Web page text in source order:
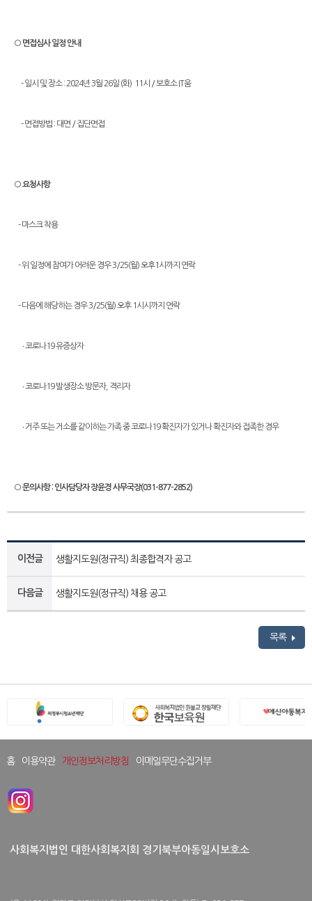
○ 면접심사 일정 안내
- 일시 및 장소 : 2024년 3월 26일 (화) 11시 / 보호소 IT움
- 면접방법 : 대면 / 집단면접
○ 요청사항
- 마스크 착용
- 위 일정에 참여가 어려운 경우 3/25(월) 오후1시까지 연락
- 다음에 해당하는 경우 3/25(월) 오후 1시시까지 연락
∙ 코로나19 유증상자
∙ 코로나19 발생장소 방문자, 격리자
∙ 거주 또는 거소를 같이하는 가족 중 코로나19 확진자가 있거나 확진자와 접족한 경우
○ 문의사항 : 인사담당자 장윤경 사무국장(031-877-2852)
이전글 생활지도원(정규직) 최종합격자 공고
다음글 생활지도원(정규직) 채용 공고
목록
홈 이용약관 개인정보처리방침 이메일무단수집거부
사회복지법인 대한사회복지회 경기북부아동일시보호소